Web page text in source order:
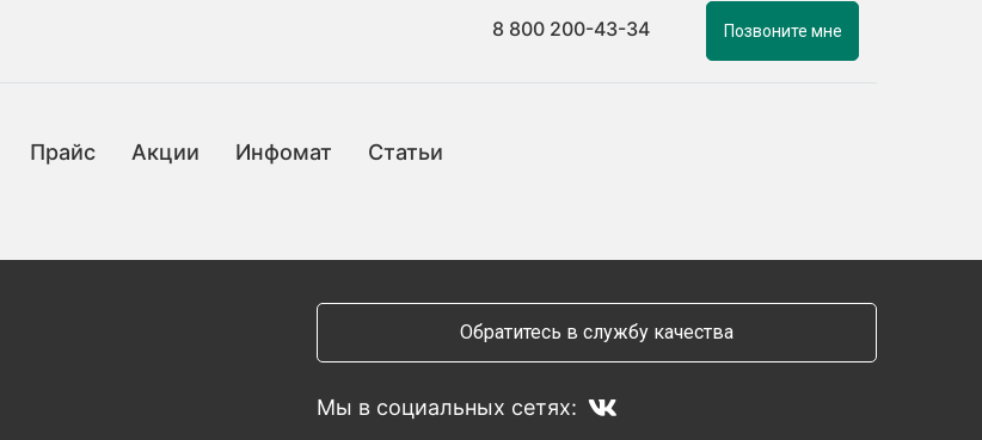
8 800 200-43-34 Позвоните мне
Прайс Акции Инфомат Статьи
Обратитесь в службу качества
Мы в социальных сетях: